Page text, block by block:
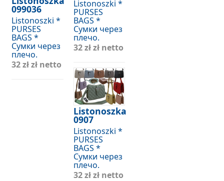
099036
Listonoszki *
PURSES
BAGS *
Сумки через
плечо.
32 złzł netto
Listonoszki *
PURSES
BAGS *
Сумки через
плечо.
32 złzł netto
Listonoszka
0907
Listonoszki *
PURSES
BAGS *
Сумки через
плечо.
32 złzł netto